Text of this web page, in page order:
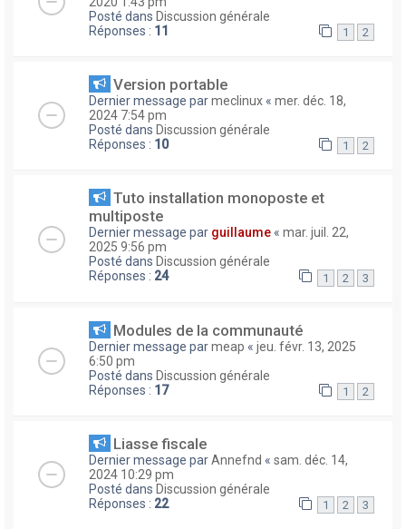
Posté dans Discussion générale
Réponses : 11 1 2
Version portable
Dernier message parmeclinux « mer. déc. 18,
2024 7:54 pm
Posté dans Discussion générale
Réponses : 10 1 2
Tuto installation monoposte et
multiposte
Dernier message par guillaume « mar. juil. 22,
2025 9:56 pm
Posté dans Discussion générale
Réponses : 24 1 2 3
Modules de la communauté
Dernier message parmeap « jeu. févr. 13, 2025
6:50 pm
Posté dans Discussion générale
Réponses : 17 1 2
Liasse fiscale
Dernier message parAnnefnd « sam. déc. 14,
2024 10:29 pm
Posté dans Discussion générale
Réponses : 22 1 2 3